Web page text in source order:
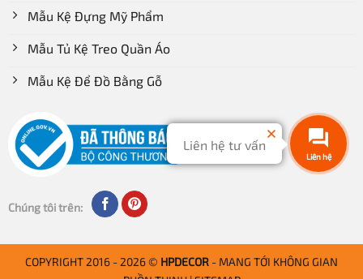
Mẫu Kệ Đựng Mỹ Phẩm
Mẫu Tủ Kệ Treo Quần Áo
Mẫu Kệ Để Đồ Bằng Gỗ
Chúng tôi trên:
COPYRIGHT 2016 - 2026 © HPDECOR - MANG TỚI KHÔNG GIAN
Liên hệ tư vấn